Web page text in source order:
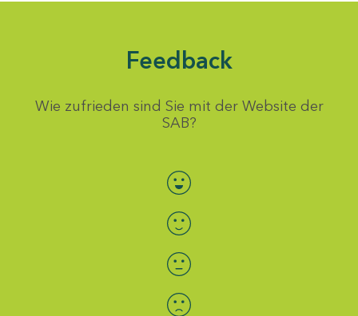
Feedback
Wie zufrieden sind Sie mit der Website der
SAB?
Bewertung auswählen